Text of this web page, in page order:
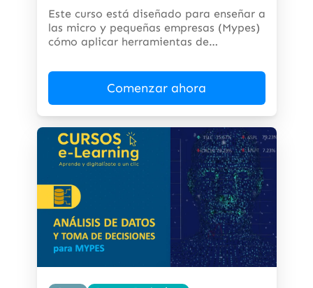
Este curso está diseñado para enseñar a
las micro y pequeñas empresas (Mypes)
cómo aplicar herramientas de
Comenzar ahora